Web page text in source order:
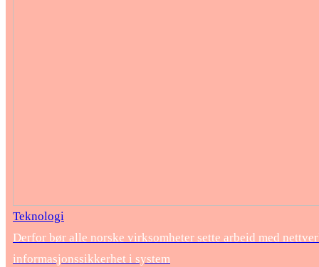
Teknologi
Derfor bør alle norske virksomheter sette arbeid med
informasjonssikkerhet i system